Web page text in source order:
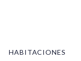
HABITACIONES